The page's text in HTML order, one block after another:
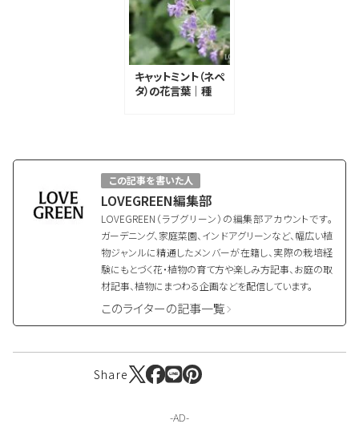
キャットミント（ネペ
タ）の花言葉｜種
この記事を書いた人
LOVEGREEN編集部
LOVEGREEN（ラブグリーン）の編集部アカウントです。
ガーデニング、家庭菜園、インドアグリーンなど、幅広い植
物ジャンルに精通したメンバーが在籍し、実際の栽培経
験にもとづく花・植物の育て方や楽しみ方記事、お庭の取
材記事、植物にまつわる企画などを配信しています。
このライターの記事一覧
Share